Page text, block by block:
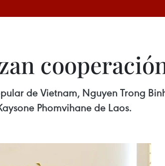
de Vietnam, Nguyen Trong
Phomvihane de Laos.